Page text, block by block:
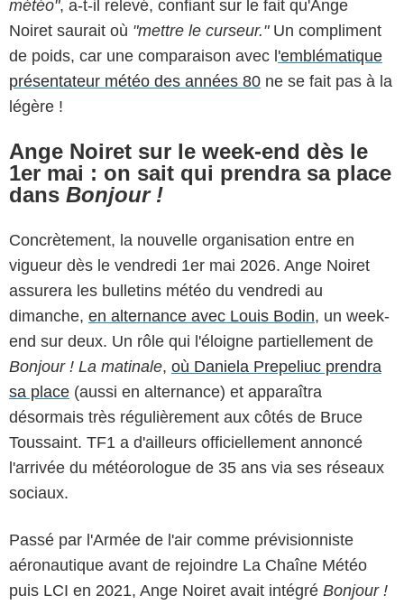
météo", a-t-il relevé, confiant sur le fait qu'Ange
Noiret saurait où "mettre le curseur."Un compliment
de poids, car une comparaison avec l'emblématique
présentateur météo des années 80 ne se fait pas à la
légère !
Ange Noiret sur le week-end dès le
1er mai : on sait qui prendra sa place
dans Bonjour !
Concrètement, la nouvelle organisation entre en
vigueur dès le vendredi 1er mai 2026. Ange Noiret
assurera les bulletins météo du vendredi au
dimanche, en alternance avec Louis Bodin, un week-
end sur deux. Un rôle qui l'éloigne partiellement de
Bonjour ! La matinale, où Daniela Prepeliuc prendra
sa place (aussi en alternance) et apparaîtra
désormais très régulièrement aux côtés de Bruce
Toussaint. TF1 a d'ailleurs officiellement annoncé
l'arrivée du météorologue de 35 ans via ses réseaux
sociaux.
Passé par l'Armée de l'air comme prévisionniste
aéronautique avant de rejoindre La Chaîne Météo
puis LCI en 2021, Ange Noiret avait intégré Bonjour !